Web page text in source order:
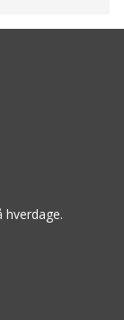
i kvalitet.
hverdage.